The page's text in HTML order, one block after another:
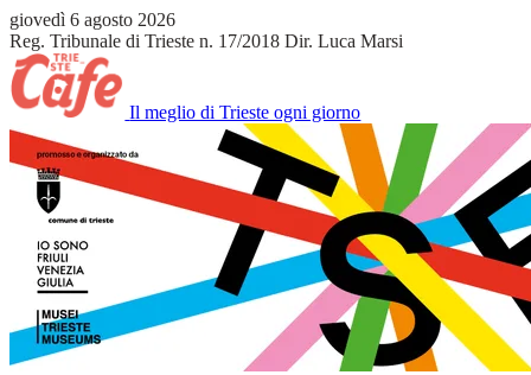
giovedì 6 agosto 2026
Reg. Tribunale di Trieste n. 17/2018 Dir. Luca Marsi
Il meglio di Trieste ogni giorno